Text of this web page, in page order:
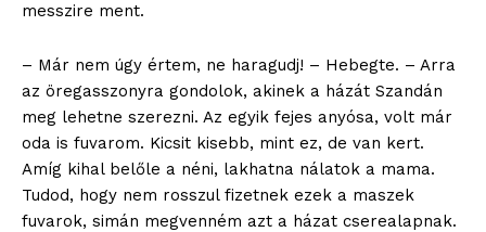
messzire ment.
– Már nem úgy értem, ne haragudj! – Hebegte. – Arra
az öregasszonyra gondolok, akinek a házát Szandán
meg lehetne szerezni. Az egyik fejes anyósa, volt már
oda is fuvarom. Kicsit kisebb, mint ez, de van kert.
Amíg kihal belőle a néni, lakhatna nálatok a mama.
Tudod, hogy nem rosszul fizetnek ezek a maszek
fuvarok, simán megvenném azt a házat cserealapnak.